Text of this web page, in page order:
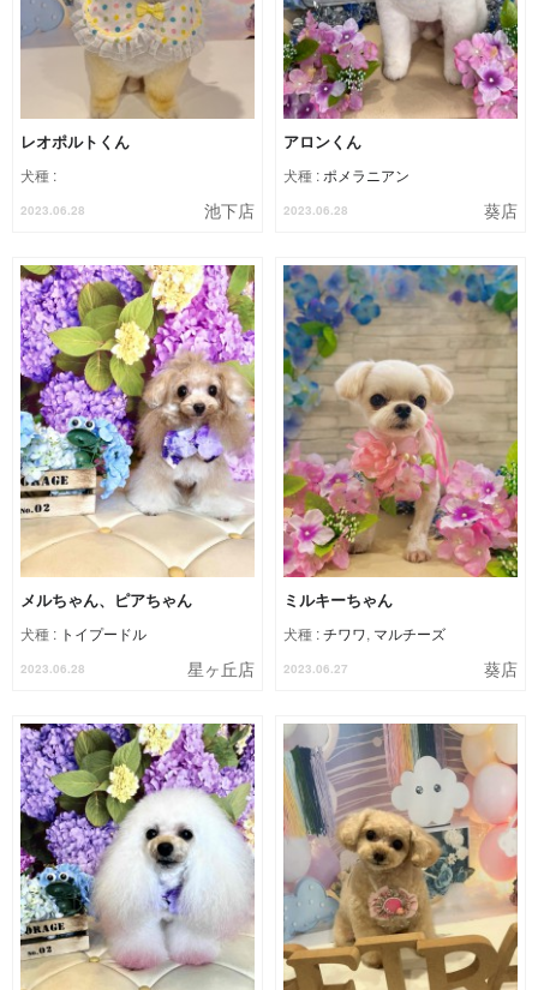
レオポルトくん
犬種 :
2023.06.28 池下店
アロンくん
犬種 :ポメラニアン
2023.06.28 葵店
メルちゃん、ピアちゃん
犬種 : トイプードル
2023.06.28 星ヶ丘店
ミルキーちゃん
犬種 :チワワ, マルチーズ
2023.06.27 葵店